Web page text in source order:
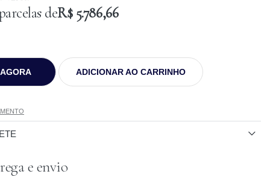
deR$ 5.786,66
ADICIONAR AO CARRINHO
e envio